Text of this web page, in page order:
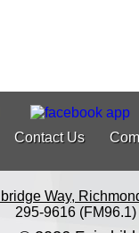
Contact Us
Way,
295-9616 (FM96.1)